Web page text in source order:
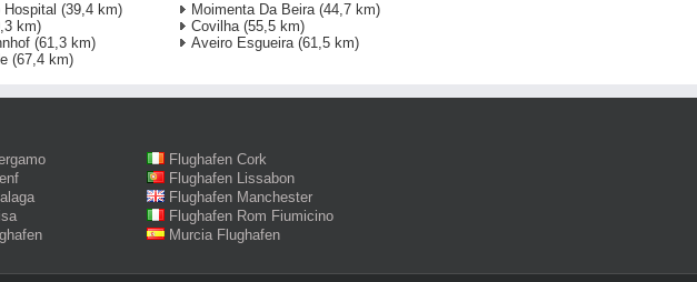
(39,4 km) Moimenta Da Beira(44,7 km)
km) Covilha(55,5 km)
(61,3 km) Aveiro Esgueira(61,5 km)
(67,4 km)
Flughafen Cork
Flughafen Lissabon
Flughafen Manchester
Flughafen Rom Fiumicino
Murcia Flughafen